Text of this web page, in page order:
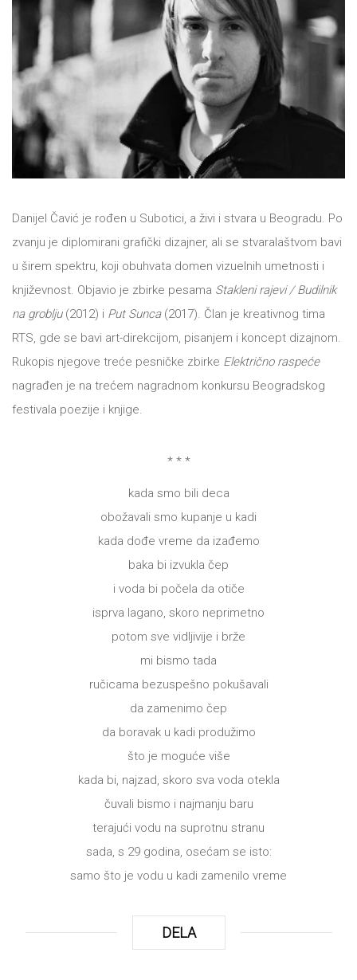
Star
tt
Buka&Bes
NORD
Papirna
A5
Hommage
12/19+
Portreti
NOVOSTI
GIFT
SHOP
O
NAMA
KNJIŽARA
TREĆE
DRVO
Danijel Čavić je rođen u Subotici, a živi i stvara u Beogradu. Po
zvanju je diplomirani grafički dizajner, ali se stvaralaštvom bavi
u širem spektru, koji obuhvata domen vizuelnih umetnosti i
književnost. Objavio je zbirke pesama Stakleni rajevi / Budilnik
na groblju (2012) i Put Sunca(2017). Član je kreativnog tima
RTS, gde se bavi art-direkcijom, pisanjem i koncept dizajnom.
Rukopis njegove treće pesničke zbirke Električno raspeće
nagrađen je na trećem nagradnom konkursu Beogradskog
festivala poezije i knjige.
* * *
kada smo bili deca
obožavali smo kupanje u kadi
kada dođe vreme da izađemo
baka bi izvukla čep
i voda bi počela da otiče
isprva lagano, skoro neprimetno
potom sve vidljivije i brže
mi bismo tada
ručicama bezuspešno pokušavali
da zamenimo čep
da boravak u kadi produžimo
što je moguće više
kada bi, najzad, skoro sva voda otekla
čuvali bismo i najmanju baru
terajući vodu na suprotnu stranu
sada, s 29 godina, osećam se isto:
samo što je vodu u kadi zamenilo vreme
DELA